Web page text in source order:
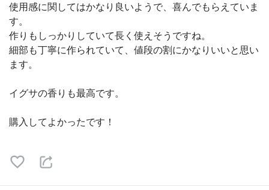
使用感に関してはかなり良いようで、喜んでもらえていま
す。
作りもしっかりしていて長く使えそうですね。
細部も丁寧に作られていて、値段の割にかなりいいと思い
ます。
イグサの香りも最高です。
購入してよかったです！